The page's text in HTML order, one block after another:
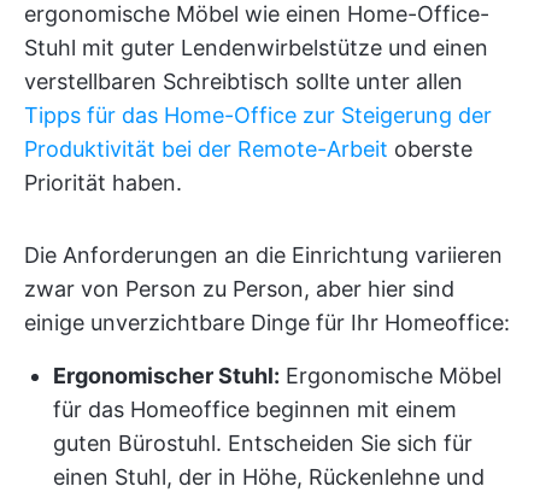
ergonomische Möbel wie einen Home-Office-
Stuhl mit guter Lendenwirbelstütze und einen
verstellbaren Schreibtisch sollte unter allen
Tipps für das Home-Office zur Steigerung der
Produktivität bei der Remote-Arbeit oberste
Priorität haben.
Die Anforderungen an die Einrichtung variieren
zwar von Person zu Person, aber hier sind
einige unverzichtbare Dinge für Ihr Homeoffice:
Ergonomischer Stuhl: Ergonomische Möbel
für das Homeoffice beginnen mit einem
guten Bürostuhl. Entscheiden Sie sich für
einen Stuhl, der in Höhe, Rückenlehne und